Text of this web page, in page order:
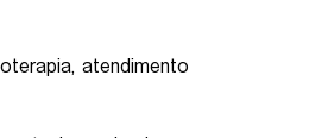
atendimento